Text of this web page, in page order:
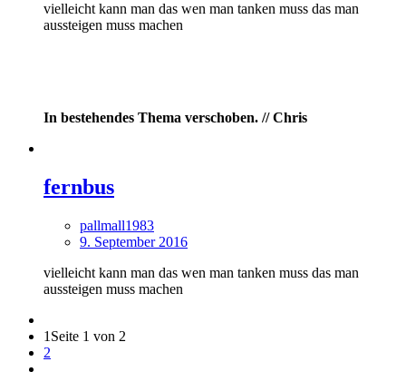
vielleicht kann man das wen man tanken muss das man
aussteigen muss machen
In bestehendes Thema verschoben. // Chris
fernbus
pallmall1983
9. September 2016
vielleicht kann man das wen man tanken muss das man
aussteigen muss machen
1 Seite 1 von 2
2